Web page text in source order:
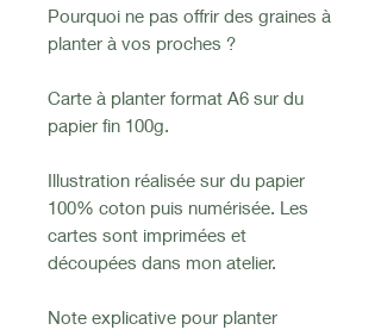
Pourquoi ne pas offrir des graines à
planter à vos proches ?
Carte à planter format A6 sur du
papier fin 100g.
Illustration réalisée sur du papier
100% coton puis numérisée. Les
cartes sont imprimées et
découpées dans mon atelier.
Note explicative pour planter